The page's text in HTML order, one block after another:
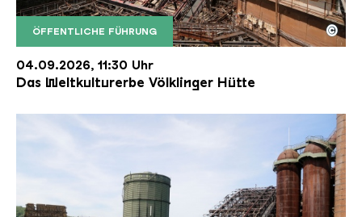
ÖFFENTLICHE FÜHRUNG
Der Erzschrägaufzug der Völklinger Hütte mit
Copyright: Weltkulturerbe Völklinger Hütte | Karl
©
04.09.2026, 11:30 Uhr
Das Weltkulturerbe Völklinger Hütte